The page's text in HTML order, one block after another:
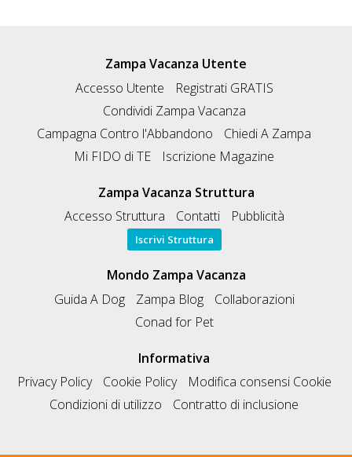
Zampa Vacanza Utente
Accesso Utente
Registrati GRATIS
Condividi Zampa Vacanza
Campagna Contro l'Abbandono
Chiedi A Zampa
Mi FIDO di TE
Iscrizione Magazine
Zampa Vacanza Struttura
Accesso Struttura
Contatti Pubblicità
Iscrivi Struttura
Mondo Zampa Vacanza
Guida A Dog
Zampa Blog
Collaborazioni
Conad for Pet
Informativa
Privacy Policy
Cookie Policy
Modifica consensi Cookie
Condizioni di utilizzo
Contratto di inclusione